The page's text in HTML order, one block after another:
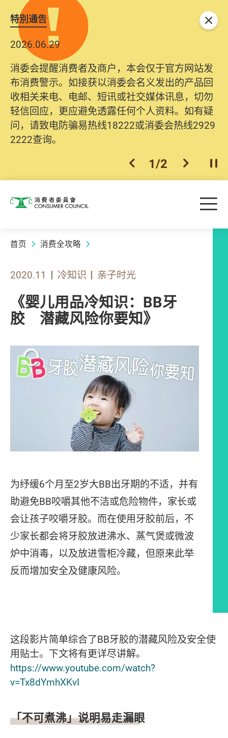
特別通告
2026.06.29
消委会提醒消费者及商户，本会仅于官方网站发
布消费警示。如接获以消委会名义发出的产品回
收相关来电、电邮、短讯或社交媒体讯息，切勿
轻信回应，更应避免透露任何个人资料。如有疑
问，请致电防骗易热线18222或消委会热线2929
2222查询。
上一个
1/2 下一个开
关闭
消费者委员会 目
首页 消费全攻略
2020.11 冷知识 亲子时光
《婴儿用品冷知识：BB牙
胶 潜藏风险你要知》
为纾缓6个月至2岁大BB出牙期的不适，并有
助避免BB咬嚼其他不洁或危险物件，家长或
会让孩子咬嚼牙胶。而在使用牙胶前后，不
少家长都会将牙胶放进沸水、蒸气煲或微波
炉中消毒，以及放进雪柜冷藏，但原来此举
反而增加安全及健康风险。
这段影片简单综合了BB牙胶的潜藏风险及安全使
用贴士。下文将有更详尽讲解。
https://www.youtube.com/watch?
v=Tx8dYmhXKvI
「不可煮沸」说明易走漏眼